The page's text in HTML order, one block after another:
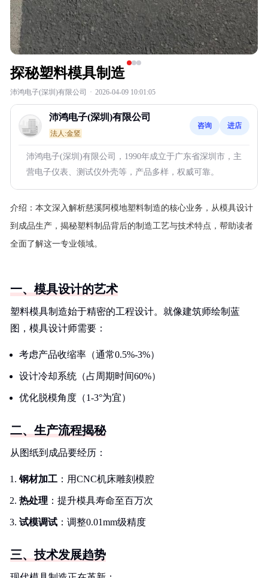
探秘塑料模具制造
沛鸿电子(深圳)有限公司 · 2026-04-09 10:01:05
沛鸿电子(深圳)有限公司
法人:金竖
咨询 进店
沛鸿电子(深圳)有限公司，1990年成立于广东省深圳市，主
营电子仪表、测试仪外壳等，产品多样，权威可靠。
介绍： 本文深入解析慈溪阿模地塑料制造的核心业务，从模具设计
到成品生产，揭秘塑料制品背后的制造工艺与技术特点，帮助读者
全面了解这一专业领域。
一、模具设计的艺术
塑料模具制造始于精密的工程设计。就像建筑师绘制蓝
图，模具设计师需要：
考虑产品收缩率（通常0.5%-3%）
设计冷却系统（占周期时间60%）
优化脱模角度（1-3°为宜）
二、生产流程揭秘
从图纸到成品要经历：
钢材加工 ：用CNC机床雕刻模腔
热处理 ：提升模具寿命至百万次
试模调试 ：调整0.01mm级精度
三、技术发展趋势